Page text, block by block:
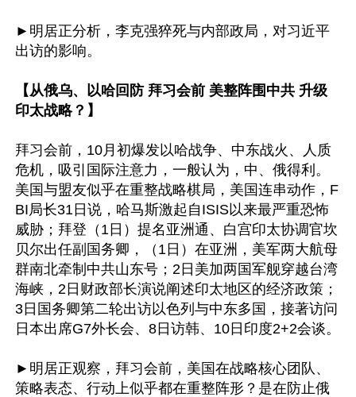
►明居正分析，李克强猝死与内部政局，对习近平
出访的影响。
【从俄乌、以哈回防 拜习会前 美整阵围中共 升级
印太战略？】
拜习会前，10月初爆发以哈战争、中东战火、人质
危机，吸引国际注意力，一般认为，中、俄得利。
美国与盟友似乎在重整战略棋局，美国连串动作，F
BI局长31日说，哈马斯激起自ISIS以来最严重恐怖
威胁；拜登（1日）提名亚洲通、白宫印太协调官坎
贝尔出任副国务卿，（1日）在亚洲，美军两大航母
群南北牵制中共山东号；2日美加两国军舰穿越台湾
海峡，2日财政部长演说阐述印太地区的经济政策；
3日国务卿第二轮出访以色列与中东多国，接著访问
日本出席G7外长会、8日访韩、10日印度2+2会谈。
►明居正观察，拜习会前，美国在战略核心团队、
策略表态、行动上似乎都在重整阵形？是在防止俄